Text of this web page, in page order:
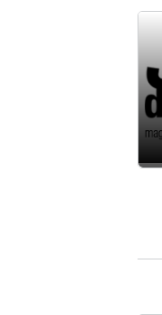
Lecteur